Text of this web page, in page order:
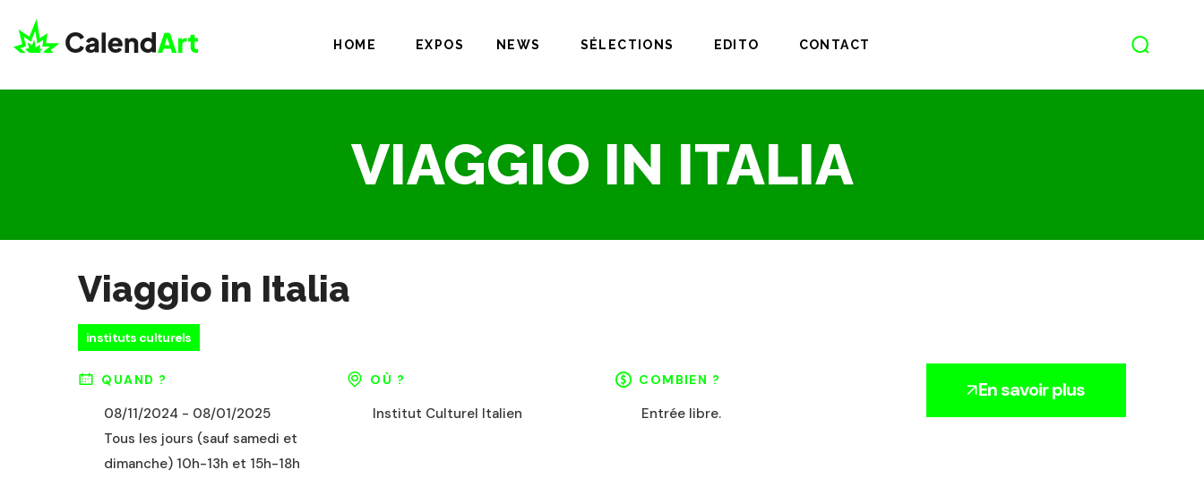
HOME EXPOS NEWS SÉLECTIONS EDITO CONTACT
VIAGGIO IN ITALIA
Viaggio in Italia
instituts culturels
QUAND ?
08/11/2024 - 08/01/2025
Tous les jours (sauf samedi et
dimanche) 10h-13h et 15h-18h
OÙ ?
Institut Culturel Italien
COMBIEN ?
Entrée libre.
En savoir plus